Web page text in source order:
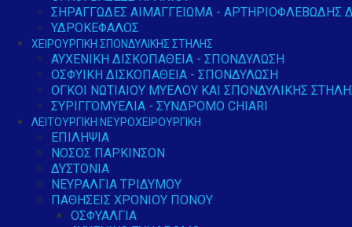
ΣΗΡΑΓΓΏΔΕΣ ΑΙΜΑΓΓΕΊΩΜΑ - ΑΡΤΗΡΙΟΦΛΕΒΏΔΗΣ
ΥΔΡΟΚΈΦΑΛΟΣ
ΧΕΙΡΟΥΡΓΙΚΉ ΣΠΟΝΔΥΛΙΚΉΣ ΣΤΉΛΗΣ
ΑΥΧΕΝΙΚΉ ΔΙΣΚΟΠΆΘΕΙΑ - ΣΠΟΝΔΎΛΩΣΗ
ΟΣΦΥΙΚΉ ΔΙΣΚΟΠΆΘΕΙΑ - ΣΠΟΝΔΎΛΩΣΗ
ΟΓΚΟΙ ΝΩΤΙΑΊΟΥ ΜΥΕΛΟΎ ΚΑΙ ΣΠΟΝΔΥΛΙΚΉΣ
ΣΥΡΙΓΓΟΜΥΕΛΊΑ - ΣΎΝΔΡΟΜΟ CHIARI
ΛΕΙΤΟΥΡΓΙΚΉ ΝΕΥΡΟΧΕΙΡΟΥΡΓΙΚΉ
ΕΠΙΛΗΨΊΑ
ΝΌΣΟΣ ΠΆΡΚΙΝΣΟΝ
ΔΥΣΤΟΝΊΑ
ΝΕΥΡΑΛΓΊΑ ΤΡΙΔΎΜΟΥ
ΠΑΘΉΣΕΙΣ ΧΡΌΝΙΟΥ ΠΌΝΟΥ
ΟΣΦΥΑΛΓΊΑ